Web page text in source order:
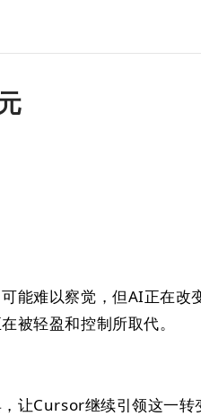
能难以察觉，但AI正在改
被轻盈和控制所取代。
让Cursor继续引领这一